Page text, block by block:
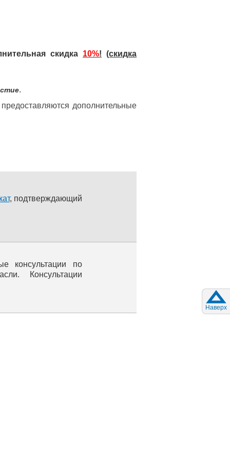
скидка 10%! (скидка
.
дополнительные
, подтверждающий
консультации по
Консультации
Наверх